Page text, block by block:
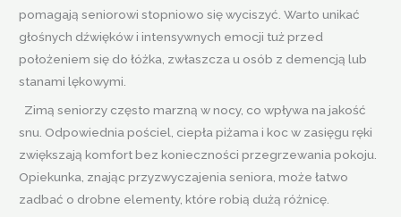
pomagają seniorowi stopniowo się wyciszyć. Warto unikać
głośnych dźwięków i intensywnych emocji tuż przed
położeniem się do łóżka, zwłaszcza u osób z demencją lub
stanami lękowymi.
Zimą seniorzy często marzną w nocy, co wpływa na jakość
snu. Odpowiednia pościel, ciepła piżama i koc w zasięgu ręki
zwiększają komfort bez konieczności przegrzewania pokoju.
Opiekunka, znając przyzwyczajenia seniora, może łatwo
zadbać o drobne elementy, które robią dużą różnicę.